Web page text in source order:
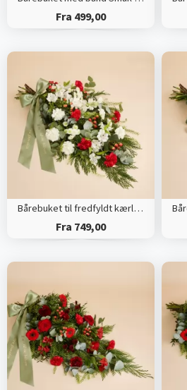
Fra 499,00
Bårebuket til fredfyldt kærlighed med bånd
Fra 749,00